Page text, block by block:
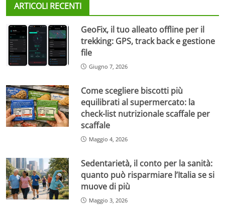
ARTICOLI RECENTI
GeoFix, il tuo alleato offline per il
trekking: GPS, track back e gestione
file
Giugno 7, 2026
Come scegliere biscotti più
equilibrati al supermercato: la
check-list nutrizionale scaffale per
scaffale
Maggio 4, 2026
Sedentarietà, il conto per la sanità:
quanto può risparmiare l’Italia se si
muove di più
Maggio 3, 2026